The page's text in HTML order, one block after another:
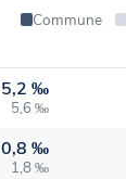
Commune
5,2 ‰
5,6 ‰
0,8 ‰
1,8 ‰